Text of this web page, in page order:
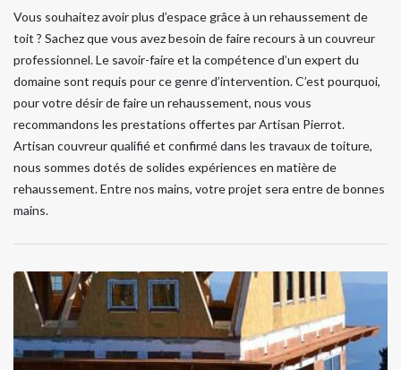
Vous souhaitez avoir plus d’espace grâce à un rehaussement de
toit ? Sachez que vous avez besoin de faire recours à un couvreur
professionnel. Le savoir-faire et la compétence d’un expert du
domaine sont requis pour ce genre d’intervention. C’est pourquoi,
pour votre désir de faire un rehaussement, nous vous
recommandons les prestations offertes par Artisan Pierrot.
Artisan couvreur qualifié et confirmé dans les travaux de toiture,
nous sommes dotés de solides expériences en matière de
rehaussement. Entre nos mains, votre projet sera entre de bonnes
mains.